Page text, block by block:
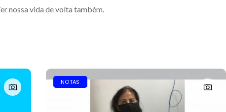
nossa vida de volta também.
NOTAS